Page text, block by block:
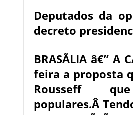
Deputados da
decreto
BRASÃLIA â€”
feira a proposta
Rousseff
populares.Â